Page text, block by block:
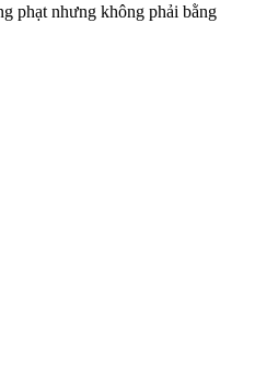
phạt nhưng không phải bằng